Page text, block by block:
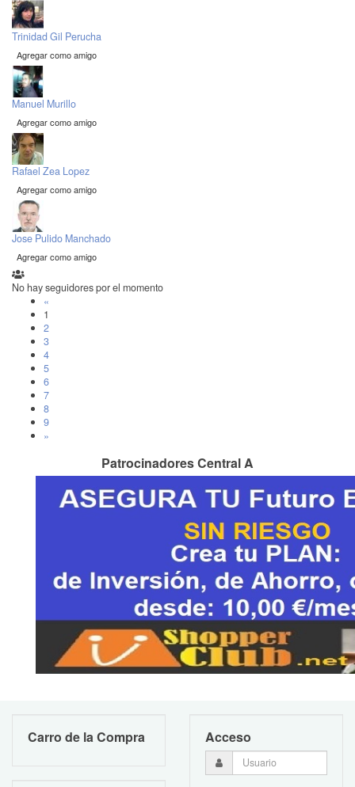
Trinidad Gil Perucha
Agregar como amigo
Manuel Murillo
Agregar como amigo
Rafael Zea Lopez
Agregar como amigo
Jose Pulido Manchado
Agregar como amigo
No hay seguidores por el momento
«
1
2
3
4
5
6
7
8
9
»
Patrocinadores Central A
Carro de la Compra Acceso